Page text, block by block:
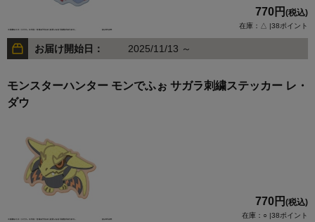
770円 (税込)
在庫：△ |38ポイント
お届け開始日： 2025/11/13 ～
モンスターハンター モンでふぉ サガラ刺繍ステッカー レ・
ダウ
770円 (税込)
在庫：○ |38ポイント